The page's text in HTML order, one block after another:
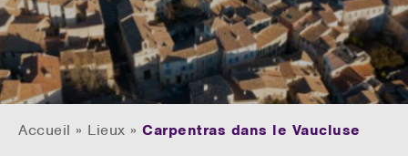
Accueil » Lieux »Carpentras dans le Vaucluse